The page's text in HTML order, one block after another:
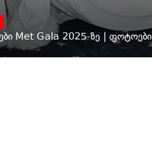
Met Gala 2025-ზე | ფოტოები